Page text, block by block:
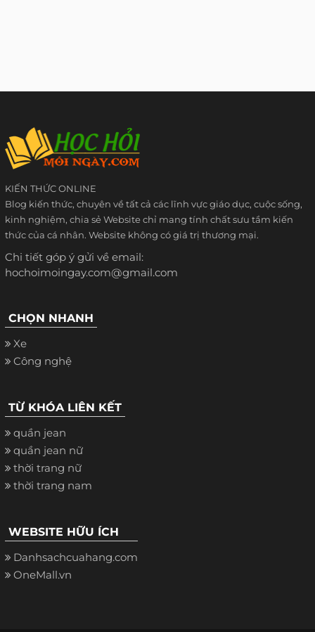
KIẾN THỨC ONLINE
Blog kiến thức, chuyên về tất cả các lĩnh vực giáo dục, cuộc sống,
kinh nghiệm, chia sẻ Website chỉ mang tính chất sưu tầm kiến
thức của cá nhân. Website không có giá trị thương mại.
Chi tiết góp ý gửi về email:
hochoimoingay.com@gmail.com
CHỌN NHANH
Xe
Công nghệ
TỪ KHÓA LIÊN KẾT
quần jean
quần jean nữ
thời trang nữ
thời trang nam
WEBSITE HỮU ÍCH
Danhsachcuahang.com
OneMall.vn